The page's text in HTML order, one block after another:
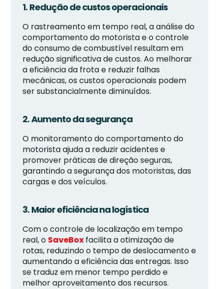
1. Redução de custos operacionais
O rastreamento em tempo real, a análise do
comportamento do motorista e o controle
do consumo de combustível resultam em
redução significativa de custos. Ao melhorar
a eficiência da frota e reduzir falhas
mecânicas, os custos operacionais podem
ser substancialmente diminuídos.
2. Aumento da segurança
O monitoramento do comportamento do
motorista ajuda a reduzir acidentes e
promover práticas de direção seguras,
garantindo a segurança dos motoristas, das
cargas e dos veículos.
3. Maior eficiência na logística
Com o controle de localização em tempo
real, o SaveBox facilita a otimização de
rotas, reduzindo o tempo de deslocamento e
aumentando a eficiência das entregas. Isso
se traduz em menor tempo perdido e
melhor aproveitamento dos recursos.